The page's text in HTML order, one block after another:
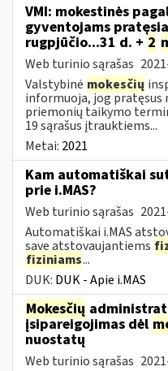
VMI: mokestinės
gyventojams
rugpjūčio...31 d. + 2
Web turinio sąrašas
Valstybinė mokesčių
informuoja, jog pratęsus
priemonių taikymo
19 sąrašus įtrauktiems...
Metai: 2021
Kam automatiškai
prie i.MAS?
Web turinio sąrašas
Automatiškai i.MAS
save atstovaujantiems
fiziniams...
DUK: DUK - Apie i.MAS
Mokesčių
įsipareigojimas dėl
nuostatų
Web turinio sąrašas